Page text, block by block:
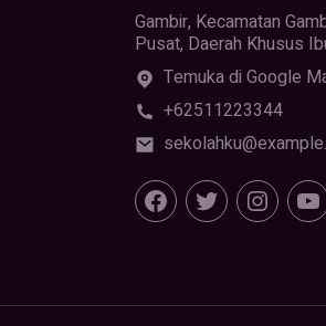
Gambir, Kecamatan
Pusat, Daerah Khusus
Temuka di Google
+62511223344